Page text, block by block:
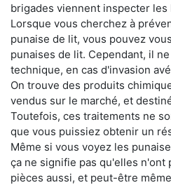
brigades viennent inspecter les
Lorsque vous cherchez à
punaise de lit, vous pouvez
punaises de lit. Cependant, il
technique, en cas d'invasion
On trouve des produits
vendus sur le marché, et
Toutefois, ces traitements ne
que vous puissiez obtenir un
Même si vous voyez les
ça ne signifie pas qu'elles n'ont
pièces aussi, et peut-être